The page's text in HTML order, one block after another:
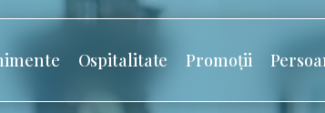
Ospitalitate Promoții